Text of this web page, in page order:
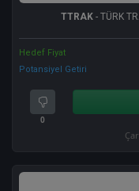
TTRAK- TÜRK
Hedef Fiyat
Potansiyel Getiri
0